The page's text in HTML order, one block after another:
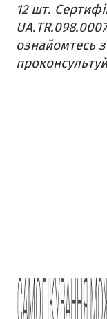
12 шт.
ознайомтесь з